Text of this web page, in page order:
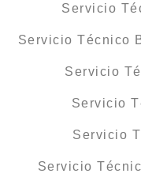
Servicio
Servicio Técnico
Servicio
Servicio
Servicio
Servicio